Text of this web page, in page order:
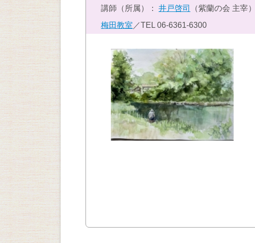
講師（所属）： 井戸啓司
（紫蘭の会 主宰）
梅田教室 ／TEL 06-6361-6300